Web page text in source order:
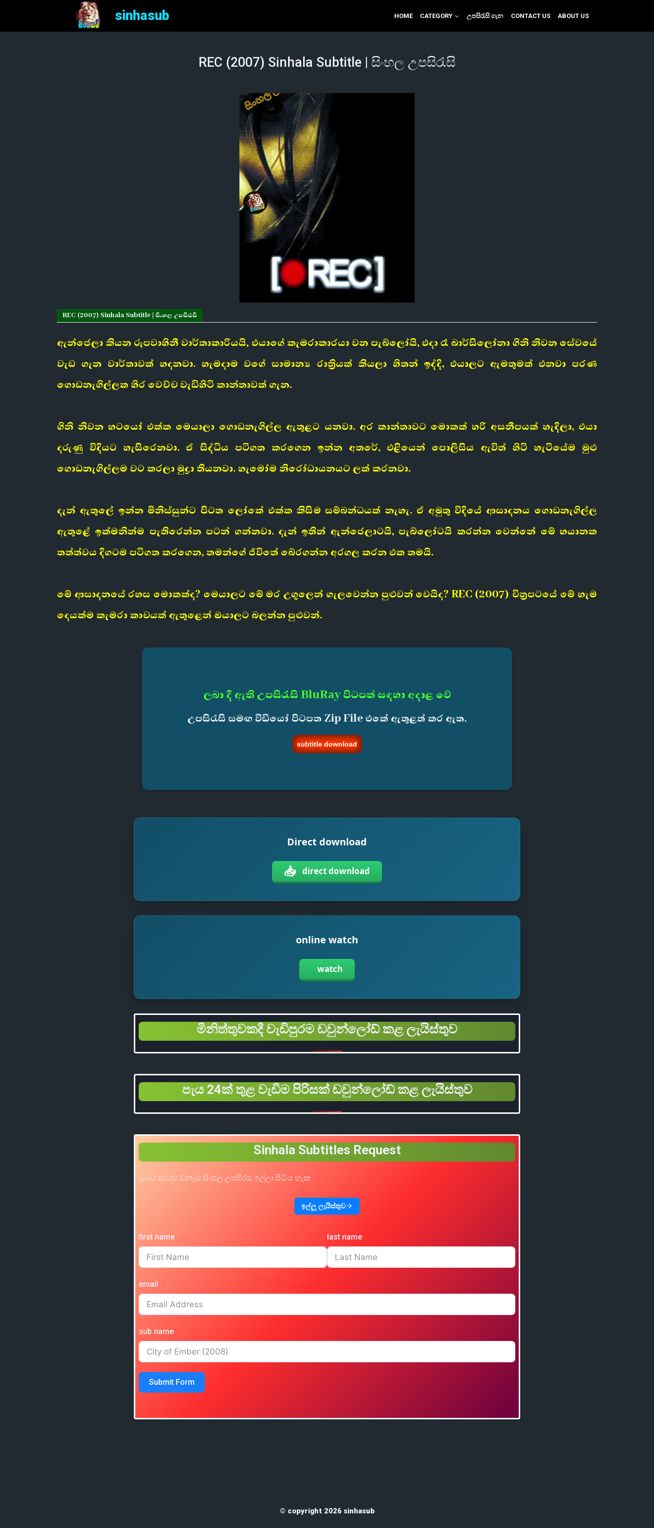
sinhasub HOME CATEGORY උපසිරැසි ගැන CONTACT US ABOUT US
REC (2007) Sinhala Subtitle | සිංහල උපසිරැසි
REC (2007) Sinhala Subtitle | සිංහල උපසිරැසි
ඇන්ජෙලා කියන රූපවාහිනී වාර්තාකාරියයි, එයාගේ කැමරාකාරයා වන පැබ්ලෝයි, එදා රෑ බාර්සිලෝනා ගිනි නිවන සේවයේ
වැඩ ගැන වාර්තාවක් හදනවා. හැමදාම වගේ සාමාන්‍ය රාත්‍රියක් කියලා හිතන් ඉද්දි, එයාලට ඇමතුමක් එනවා පරණ
ගොඩනැගිල්ලක හිර වෙච්ච වැඩිහිටි කාන්තාවක් ගැන.
ගිනි නිවන භටයෝ එක්ක මෙයාලා ගොඩනැගිල්ල ඇතුළට යනවා. අර කාන්තාවට මොකක් හරි අසනීපයක් හැදිලා, එයා
දරුණු විදියට හැසිරෙනවා. ඒ සිද්ධිය පටිගත කරගෙන ඉන්න අතරේ, එළියෙන් පොලිසිය ඇවිත් හිටි හැටියේම මුළු
ගොඩනැගිල්ලම වට කරලා මුද්‍රා තියනවා. හැමෝම නිරෝධායනයට ලක් කරනවා.
දැන් ඇතුලේ ඉන්න මිනිස්සුන්ට පිටත ලෝකේ එක්ක කිසිම සම්බන්ධයක් නැහැ. ඒ අමුතු විදියේ ආසාදනය ගොඩනැගිල්ල
ඇතුළේ ඉක්මනින්ම පැතිරෙන්න පටන් ගන්නවා. දැන් ඉතින් ඇන්ජෙලාටයි, පැබ්ලෝටයි කරන්න වෙන්නේ මේ භයානක
තත්ත්වය දිගටම පටිගත කරගෙන, තමන්ගේ ජීවිතේ බේරගන්න අරගල කරන එක තමයි.
මේ ආසාදනයේ රහස මොකක්ද? මෙයාලට මේ මර උගුලෙන් ගැලවෙන්න පුළුවන් වෙයිද? REC (2007) චිත්‍රපටයේ මේ හැම
දෙයක්ම කැමරා කාචයක් ඇතුළෙන් ඔයාලට බලන්න පුළුවන්.
ලබා දී ඇති උපසිරැසි BluRay පිටපත් සඳහා අදාළ වේ
උපසිරැසි සමඟ වීඩියෝ පිටපත Zip File එකේ ඇතුළත් කර ඇත.
subtitle download
Direct download
📥 direct download
online watch
watch
මිනිත්තුවකදී වැඩිපුරම ඩවුන්ලෝඩ් කළ ලැයිස්තුව
පැය 24ක් තුළ වැඩිම පිරිසක් ඩවුන්ලෝඩ් කළ ලැයිස්තුව
Sinhala Subtitles Request
ඔබට අවශ්‍ය ඕනෑම සිංහල උපසිරස ඉල්ලා සිටිය හැක
ඉල්ලූ ලැයිස්තුව
first name last name
email
sub name
Submit Form
© copyright 2026 sinhasub